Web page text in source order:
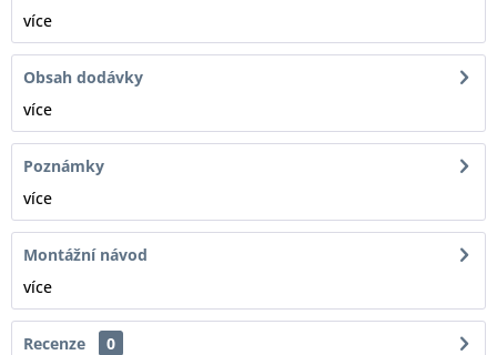
více
Obsah dodávky
více
Poznámky
více
Montážní návod
více
Recenze
0